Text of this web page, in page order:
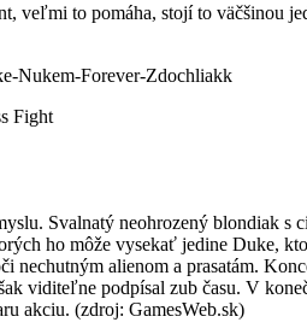
veľmi to pomáha, stojí to väčšinou
Nukem-Forever-Zdochliakk
Fight
Svalnatý neohrozený blondiak
ho môže vysekať jedine Duke,
nechutným alienom a prasatám.
viditeľne podpísal zub času. V
akciu. (zdroj: GamesWeb.sk)